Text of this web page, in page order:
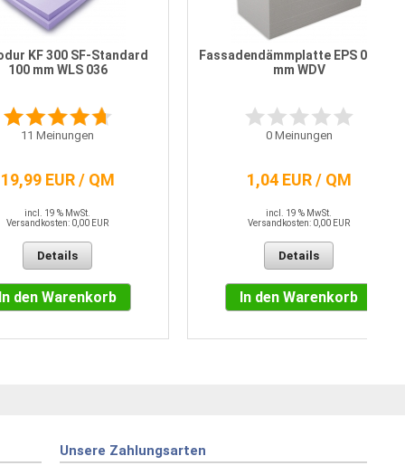
KF 300 SF-Standard
100 mm WLS 036
11 Meinungen
19,99 EUR / QM
incl. 19 % MwSt.
Versandkosten: 0,00 EUR
Details
den Warenkorb
Fassadendämmplatte EPS 035 10
mm WDV
0Meinungen
1,04 EUR / QM
incl. 19 % MwSt.
Versandkosten: 0,00 EUR
Details
In den Warenkorb
Unsere Zahlungsarten